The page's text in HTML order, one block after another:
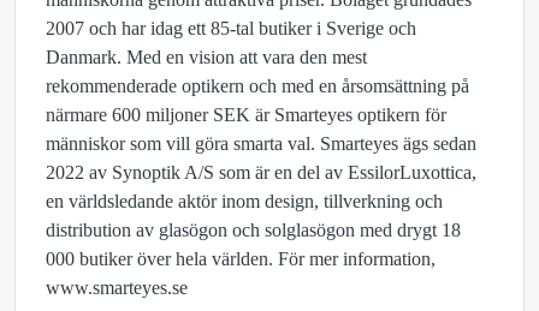
2007 och har idag ett 85-tal butiker i Sverige och
Danmark. Med en vision att vara den mest
rekommenderade optikern och med en årsomsättning på
närmare 600 miljoner SEK är Smarteyes optikern för
människor som vill göra smarta val. Smarteyes ägs sedan
2022 av Synoptik A/S som är en del av EssilorLuxottica,
en världsledande aktör inom design, tillverkning och
distribution av glasögon och solglasögon med drygt 18
000 butiker över hela världen. För mer information,
www.smarteyes.se